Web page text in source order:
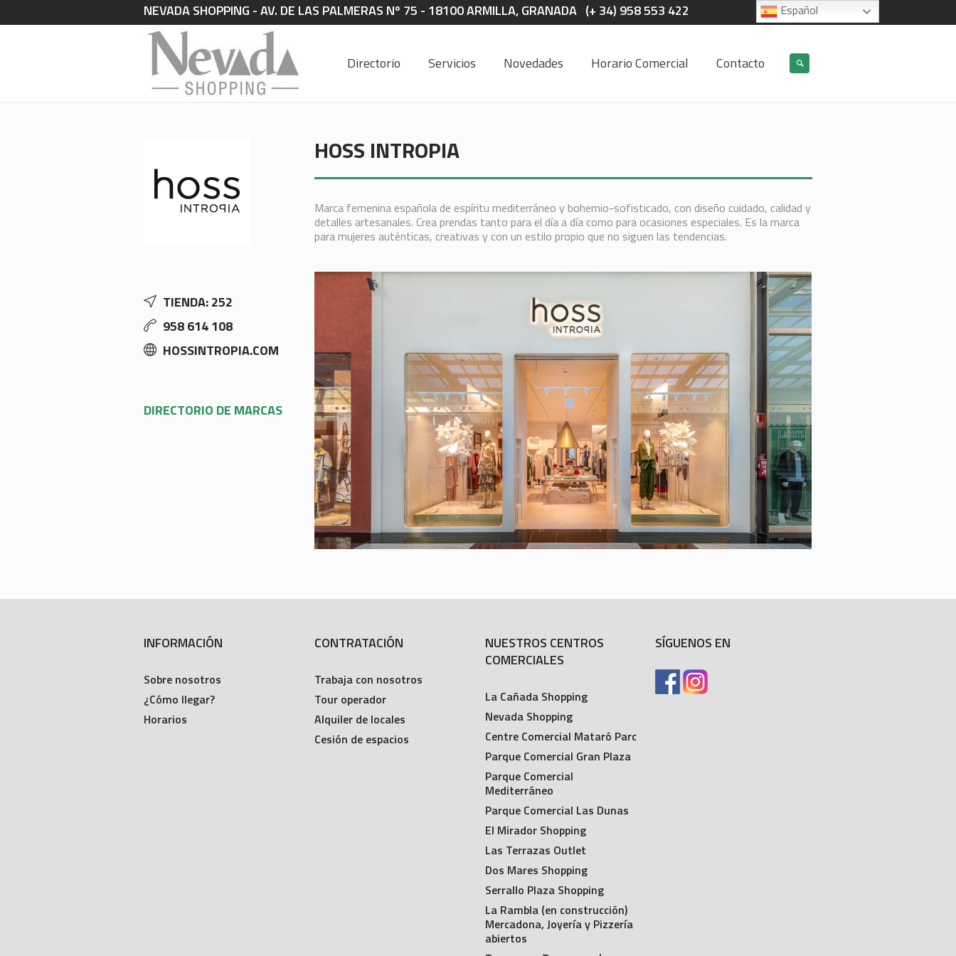
NEVADA SHOPPING - AV. DE LAS PALMERAS Nº 75 - 18100 ARMILLA, GRANADA (+ 34) 958 553 422
Directorio Servicios Novedades Horario Comercial Contacto
TIENDA: 252
958 614 108
HOSSINTROPIA.COM
DIRECTORIO DE MARCAS
HOSS INTROPIA
Marca femenina española de espíritu mediterráneo y bohemio-sofisticado, con diseño cuidado, calidad y
detalles artesanales. Crea prendas tanto para el día a día como para ocasiones especiales. Es la marca
para mujeres auténticas, creativas y con un estilo propio que no siguen las tendencias.
INFORMACIÓN
Sobre nosotros
¿Cómo llegar?
Horarios
CONTRATACIÓN
Trabaja con nosotros
Tour operador
Alquiler de locales
Cesión de espacios
NUESTROS CENTROS
COMERCIALES
La Cañada Shopping
Nevada Shopping
Centre Comercial Mataró Parc
Parque Comercial Gran Plaza
Parque Comercial
Mediterráneo
Parque Comercial Las Dunas
El Mirador Shopping
Las Terrazas Outlet
Dos Mares Shopping
Serrallo Plaza Shopping
La Rambla (en construcción)
Mercadona, Joyería y Pizzería
abiertos
SÍGUENOS EN
Español